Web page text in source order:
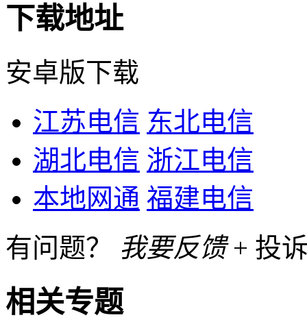
下载地址
安卓版下载
江苏电信 东北电信
湖北电信 浙江电信
本地网通 福建电信
有问题？ 我要反馈+ 投
相关专题